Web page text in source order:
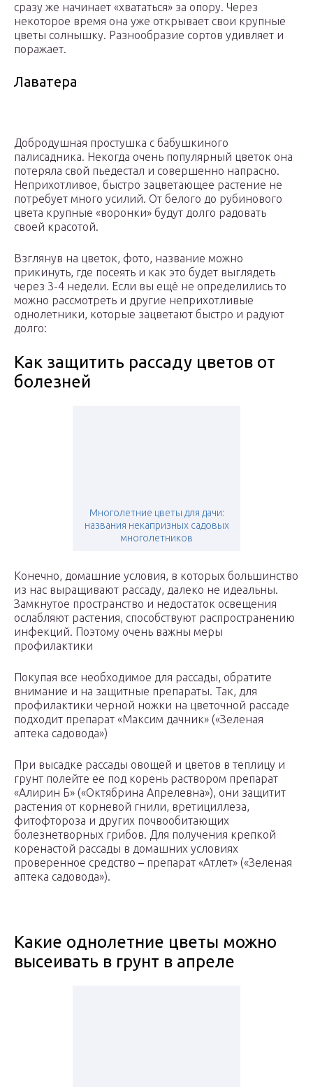
сразу же начинает «хвататься» за опору. Через
некоторое время она уже открывает свои крупные
цветы солнышку. Разнообразие сортов удивляет и
поражает.
Лаватера
Добродушная простушка с бабушкиного
палисадника. Некогда очень популярный цветок она
потеряла свой пьедестал и совершенно напрасно.
Неприхотливое, быстро зацветающее растение не
потребует много усилий. От белого до рубинового
цвета крупные «воронки» будут долго радовать
своей красотой.
Взглянув на цветок, фото, название можно
прикинуть, где посеять и как это будет выглядеть
через 3-4 недели. Если вы ещё не определились то
можно рассмотреть и другие неприхотливые
однолетники, которые зацветают быстро и радуют
долго:
Как защитить рассаду цветов от
болезней
Многолетние цветы для дачи:
названия некапризных садовых
многолетников
Конечно, домашние условия, в которых большинство
из нас выращивают рассаду, далеко не идеальны.
Замкнутое пространство и недостаток освещения
ослабляют растения, способствуют распространению
инфекций. Поэтому очень важны меры
профилактики
Покупая все необходимое для рассады, обратите
внимание и на защитные препараты. Так, для
профилактики черной ножки на цветочной рассаде
подходит препарат «Максим дачник» («Зеленая
аптека садовода»)
При высадке рассады овощей и цветов в теплицу и
грунт полейте ее под корень раствором препарат
«Алирин Б» («Октябрина Апрелевна»), они защитит
растения от корневой гнили, вретициллеза,
фитофтороза и других почвообитающих
болезнетворных грибов. Для получения крепкой
коренастой рассады в домашних условиях
проверенное средство – препарат «Атлет» («Зеленая
аптека садовода»).
Какие однолетние цветы можно
высеивать в грунт в апреле